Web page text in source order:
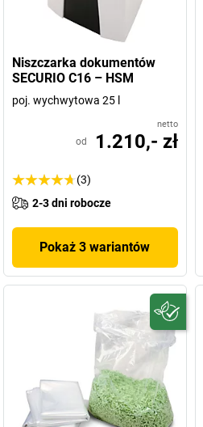
Niszczarka dokumentów
SECURIO C16 – HSM
poj. wychwytowa 25 l
netto
od 1.210,- zł
(3)
2-3 dni robocze
Pokaż 3 wariantów